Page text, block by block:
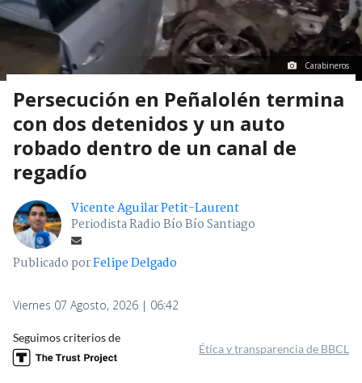
Carabineros
Persecución en Peñalolén termina
con dos detenidos y un auto
robado dentro de un canal de
regadío
Vicente Aguilar Petit-Laurent
Periodista Radio Bío Bío Santiago
Publicado porFelipe Delgado
Viernes 07 Agosto, 2026 | 06:42
Seguimos criterios de
Ética y transparencia de BBCL